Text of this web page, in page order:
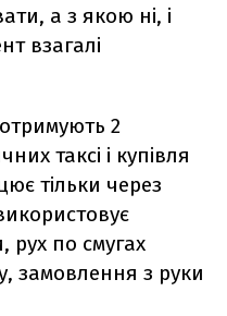
а з якою ні, і
взагалі
2
таксі і купівля
тільки через
рух по смугах
замовлення з руки